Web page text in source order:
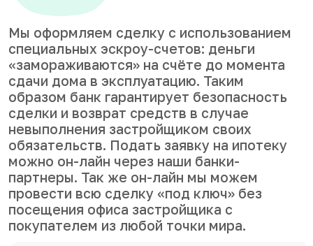
Мы оформляем сделку с использованием
специальных эскроу-счетов: деньги
«замораживаются» на счёте до момента
сдачи дома в эксплуатацию. Таким
образом банк гарантирует безопасность
сделки и возврат средств в случае
невыполнения застройщиком своих
обязательств. Подать заявку на ипотеку
можно он-лайн через наши банки-
партнеры. Так же он-лайн мы можем
провести всю сделку «под ключ» без
посещения офиса застройщика с
покупателем из любой точки мира.